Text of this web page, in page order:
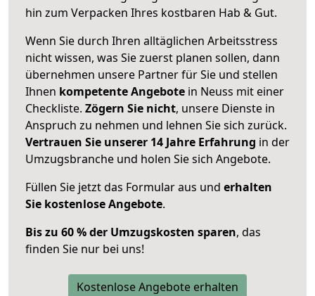
hin zum Verpacken Ihres kostbaren Hab & Gut.
Wenn Sie durch Ihren alltäglichen Arbeitsstress
nicht wissen, was Sie zuerst planen sollen, dann
übernehmen unsere Partner für Sie und stellen
Ihnen kompetente Angebote in Neuss mit einer
Checkliste. Zögern Sie nicht, unsere Dienste in
Anspruch zu nehmen und lehnen Sie sich zurück.
Vertrauen Sie unserer 14 Jahre Erfahrung in der
Umzugsbranche und holen Sie sich Angebote.
Füllen Sie jetzt das Formular aus und erhalten
Sie kostenlose Angebote.
Bis zu 60 % der Umzugskosten sparen, das
finden Sie nur bei uns!
Kostenlose Angebote erhalten